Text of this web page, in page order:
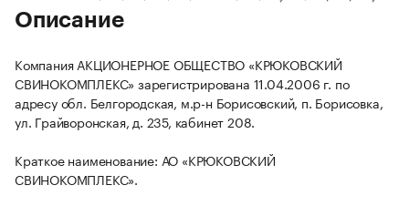
Описание
Компания АКЦИОНЕРНОЕ ОБЩЕСТВО «КРЮКОВСКИЙ
СВИНОКОМПЛЕКС» зарегистрирована 11.04.2006 г. по
адресу обл. Белгородская, м.р-н Борисовский, п. Борисовка,
ул. Грайворонская, д. 235, кабинет 208.
Краткое наименование: АО «КРЮКОВСКИЙ
СВИНОКОМПЛЕКС».